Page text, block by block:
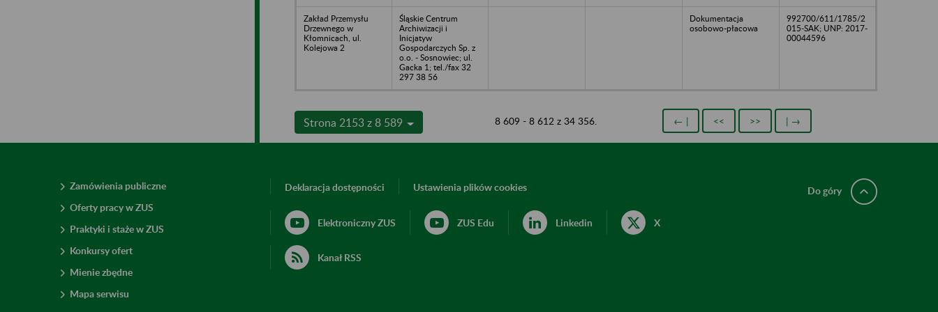
Zakład Przemysłu
Drzewnego w
Kłomnicach, ul.
Kolejowa 2
Śląskie Centrum
Archiwizacji i
Inicjatyw
Gospodarczych Sp. z
o.o. - Sosnowiec; ul.
Gacka 1; tel./fax 32
297 38 56
Dokumentacja
osobowo-płacowa
992700/611/1785/2
015-SAK; UNP: 2017-
00044596
Strona 2153 z 8 589 8 609 - 8 612 z 34 356. ← | << >> | →
Zamówienia publiczne
Oferty pracy w ZUS
Praktyki i staże w ZUS
Konkursy ofert
Mienie zbędne
Mapa serwisu
Deklaracja dostępności Ustawienia plików cookies
Elektroniczny ZUS ZUS Edu Linkedin X
Kanał RSS
Do góry